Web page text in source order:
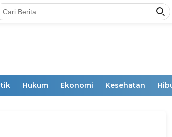
Hukum Ekonomi Kesehatan